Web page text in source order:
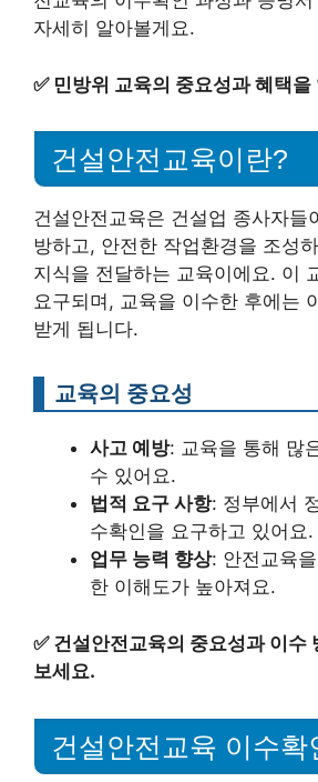
자세히 알아볼게요.
✅ 민방위 교육의 중요성과 혜택을
건설안전교육이란?
건설안전교육은 건설업 종사자들
방하고, 안전한 작업환경을 조성
지식을 전달하는 교육이에요. 이
요구되며, 교육을 이수한 후에는
받게 됩니다.
교육의 중요성
사고 예방: 교육을 통해 많
수 있어요.
법적 요구 사항: 정부에서
수확인을 요구하고 있어요.
업무 능력 향상: 안전교육
한 이해도가 높아져요.
✅ 건설안전교육의 중요성과 이수
보세요.
건설안전교육 이수확